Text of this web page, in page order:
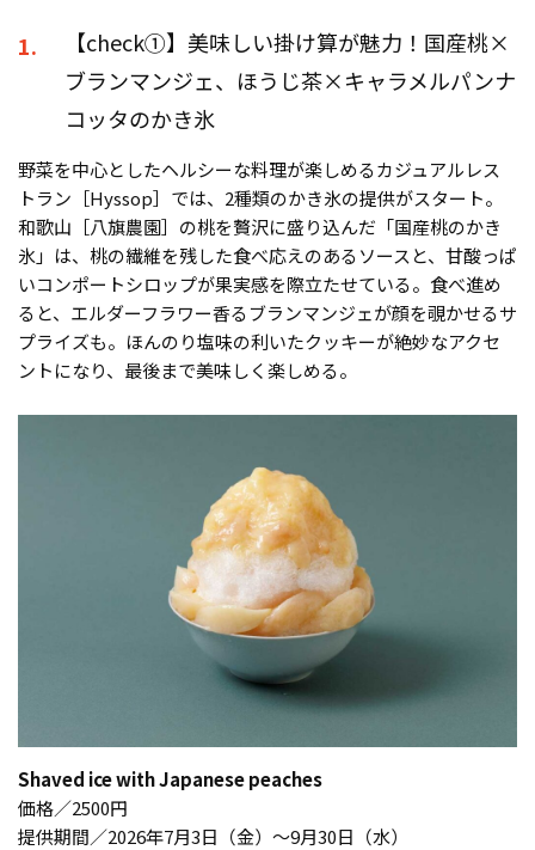
1.
【check①】美味しい掛け算が魅力！国産桃×
ブランマンジェ、ほうじ茶×キャラメルパンナ
コッタのかき氷
野菜を中心としたヘルシーな料理が楽しめるカジュアルレス
トラン［Hyssop］では、2種類のかき氷の提供がスタート。
和歌山［八旗農園］の桃を贅沢に盛り込んだ「国産桃のかき
氷」は、桃の繊維を残した食べ応えのあるソースと、甘酸っぱ
いコンポートシロップが果実感を際立たせている。食べ進め
ると、エルダーフラワー香るブランマンジェが顔を覗かせるサ
プライズも。ほんのり塩味の利いたクッキーが絶妙なアクセ
ントになり、最後まで美味しく楽しめる。
Shaved ice with Japanese peaches
価格／2500円
提供期間／2026年7月3日（金）～9月30日（水）